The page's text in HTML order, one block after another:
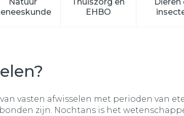
en kinderen categorie
voor Vitaliteit 50+ categorie
Toon submenu voor Natuur
EHBOToon submenu voor
vasten afwisselen met perioden van
zijn. Nochtans is het